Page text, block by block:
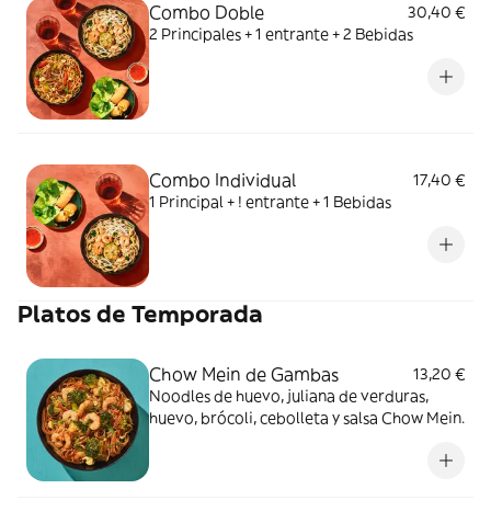
Combo Doble
30,40 €
2 Principales + 1 entrante + 2 Bebidas
Combo Individual
17,40 €
1 Principal + ! entrante + 1 Bebidas
Platos de Temporada
Chow Mein de Gambas
13,20 €
Noodles de huevo, juliana de verduras,
huevo, brócoli, cebolleta y salsa Chow Mein.